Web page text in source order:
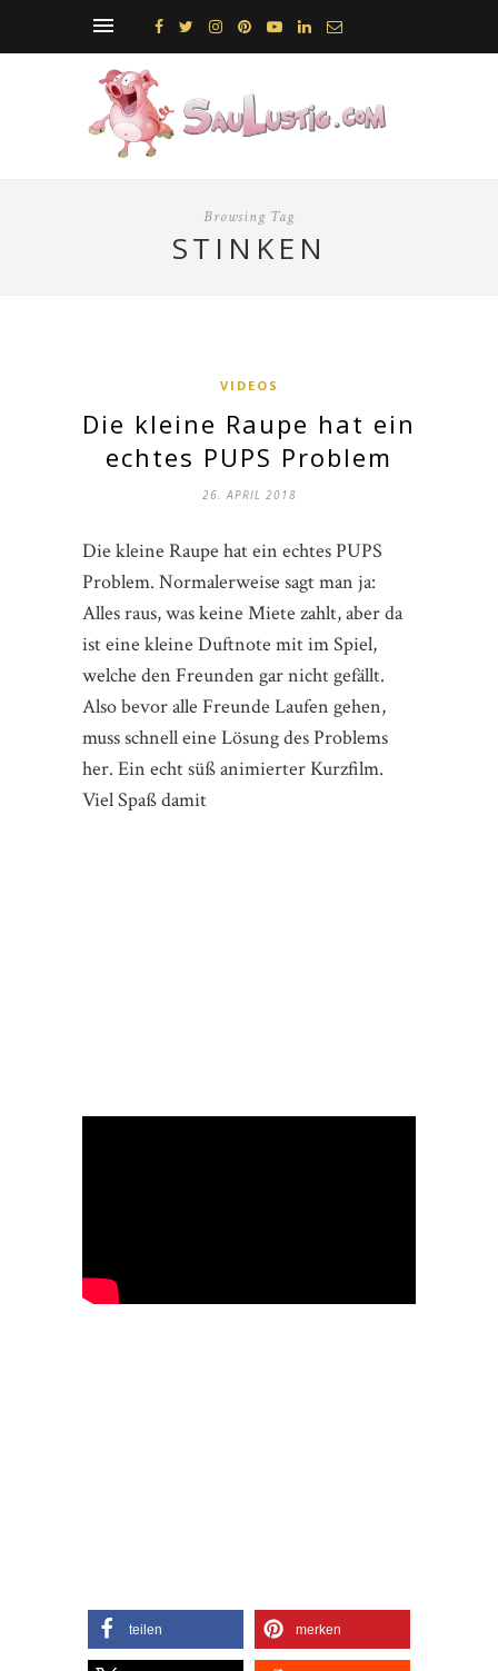
Browsing Tag
STINKEN
VIDEOS
Die kleine Raupe hat ein
echtes PUPS Problem
26. APRIL 2018
Die kleine Raupe hat ein echtes PUPS
Problem. Normalerweise sagt man ja:
Alles raus, was keine Miete zahlt, aber da
ist eine kleine Duftnote mit im Spiel,
welche den Freunden gar nicht gefällt.
Also bevor alle Freunde Laufen gehen,
muss schnell eine Lösung des Problems
her. Ein echt süß animierter Kurzfilm.
Viel Spaß damit
teilen merken